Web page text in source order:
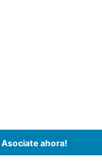
Asociate ahora!